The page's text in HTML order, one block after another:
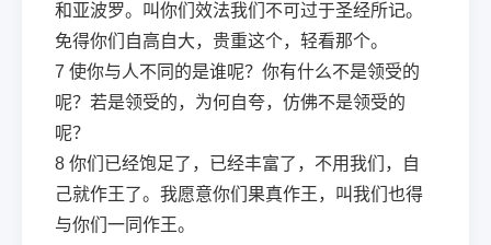
和亚波罗。叫你们效法我们不可过于圣经所记。
免得你们自高自大，贵重这个，轻看那个。
7 使你与人不同的是谁呢？你有什么不是领受的
呢？若是领受的，为何自夸，仿佛不是领受的
呢？
8 你们已经饱足了，已经丰富了，不用我们，自
己就作王了。我愿意你们果真作王，叫我们也得
与你们一同作王。